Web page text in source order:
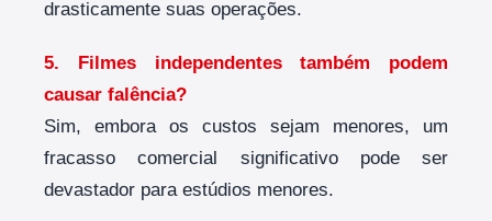
drasticamente suas operações.
5. Filmes independentes também podem
causar falência?
Sim, embora os custos sejam menores, um
fracasso comercial significativo pode ser
devastador para estúdios menores.